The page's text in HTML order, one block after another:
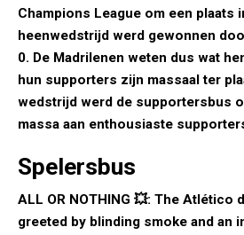
Champions League om een plaats
heenwedstrijd werd gewonnen
0. De Madrilenen weten dus wat
hun supporters zijn massaal ter
wedstrijd werd de supportersbus
massa aan enthousiaste
Spelersbus
ALL OR NOTHING 💥: The Atlético
greeted by blinding smoke and an